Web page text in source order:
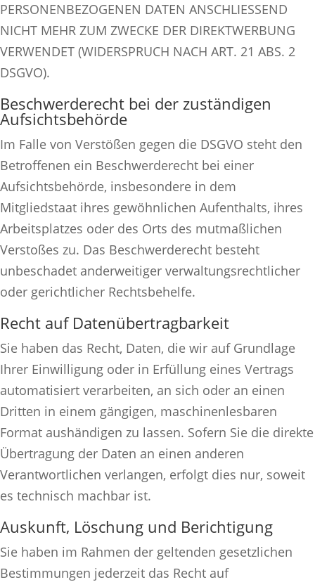
PERSONENBEZOGENEN DATEN ANSCHLIESSEND
NICHT MEHR ZUM ZWECKE DER DIREKTWERBUNG
VERWENDET (WIDERSPRUCH NACH ART. 21 ABS. 2
DSGVO).
Beschwerde­recht bei der zuständigen
Aufsichts­behörde
Im Falle von Verstößen gegen die DSGVO steht den
Betroffenen ein Beschwerderecht bei einer
Aufsichtsbehörde, insbesondere in dem
Mitgliedstaat ihres gewöhnlichen Aufenthalts, ihres
Arbeitsplatzes oder des Orts des mutmaßlichen
Verstoßes zu. Das Beschwerderecht besteht
unbeschadet anderweitiger verwaltungsrechtlicher
oder gerichtlicher Rechtsbehelfe.
Recht auf Daten­übertrag­barkeit
Sie haben das Recht, Daten, die wir auf Grundlage
Ihrer Einwilligung oder in Erfüllung eines Vertrags
automatisiert verarbeiten, an sich oder an einen
Dritten in einem gängigen, maschinenlesbaren
Format aushändigen zu lassen. Sofern Sie die direkte
Übertragung der Daten an einen anderen
Verantwortlichen verlangen, erfolgt dies nur, soweit
es technisch machbar ist.
Auskunft, Löschung und Berichtigung
Sie haben im Rahmen der geltenden gesetzlichen
Bestimmungen jederzeit das Recht auf